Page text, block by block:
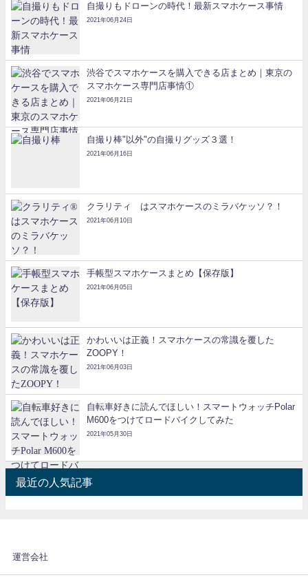
自撮りもドローンの時代！最新スマホケース事情
2021年06月24日
渋谷でスマホケースを購入できる店まとめ｜東京の
スマホケース専門店事情①
2021年06月21日
自撮り棒"以外"の自撮りグッズ３選！
2021年06月16日
クラリティ®はスマホケースのミラバケッソ？！
2021年06月10日
手帳型スマホケースまとめ【保存版】
2021年06月05日
かわいいは正義！スマホケースの常識を覆した
ZOOPY！
2021年06月03日
自転車好きに読んでほしい！スマートウォッチPolar
M600をつけてロードバイクしてみた
2021年05月30日
最近の人気記事
運営会社